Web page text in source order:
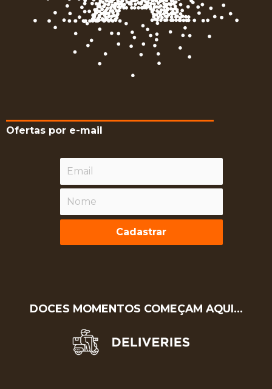
Ofertas por e-mail
Cadastrar
DOCES MOMENTOS COMEÇAM AQUI…